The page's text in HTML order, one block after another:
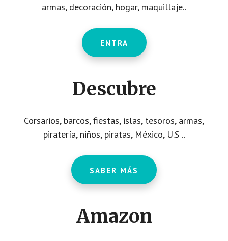
armas, decoración, hogar, maquillaje..
ENTRA
Descubre
Corsarios, barcos, fiestas, islas, tesoros, armas,
piratería, niños, piratas, México, U.S ..
SABER MÁS
Amazon